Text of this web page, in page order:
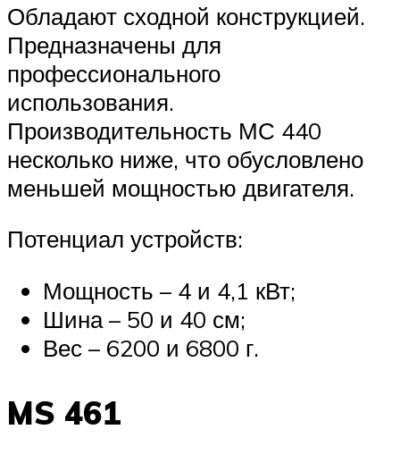
Обладают сходной конструкцией.
Предназначены для
профессионального
использования.
Производительность МС 440
несколько ниже, что обусловлено
меньшей мощностью двигателя.
Потенциал устройств:
Мощность – 4 и 4,1 кВт;
Шина – 50 и 40 см;
Вес – 6200 и 6800 г.
MS 461